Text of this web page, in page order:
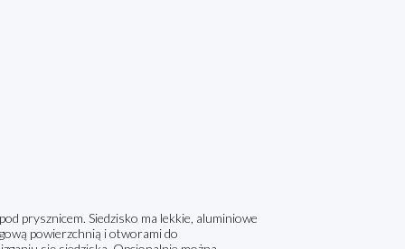
prysznicem. Siedzisko ma lekkie, aluminiowe
powierzchnią i otworami do